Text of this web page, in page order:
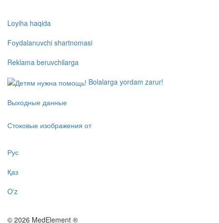
Loyiha haqida
Foydalanuvchi shartnomasi
Reklama beruvchilarga
Bolalarga yordam zarur!
Выходные данные
Стоковые изображения от
Рус
Қаз
O'z
© 2026 MedElement ®